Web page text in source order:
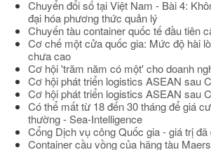
Chuyển đổi số tại Việt Nam - Bài 4:
đại hóa phương thức quản lý
Chuyến tàu container quốc tế đầu tiên
Cơ chế một cửa quốc gia: Mức độ hài
chưa cao
Cơ hội 'trăm năm có một' cho doanh
Cơ hội phát triển logistics ASEAN sau
Cơ hội phát triển logistics ASEAN sau
Có thể mất từ 18 đến 30 tháng để giá
thường - Sea-Intelligence
Cổng Dịch vụ công Quốc gia - giá trị
Container cầu vồng của hãng tàu